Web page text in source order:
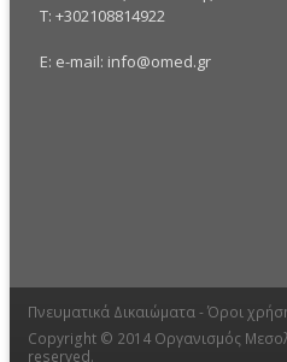
Τ: +302108814922
E: e-mail: info@omed.gr
Πνευματικά Δικαιώματα - Όροι
Copyright © 2014 Οργανισμός
reserved.